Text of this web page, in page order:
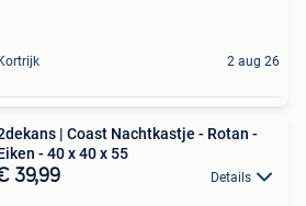
Kortrijk 2 aug 26
| Coast Nachtkastje - Rotan -
- 40 x 40 x 55
39,99 Details